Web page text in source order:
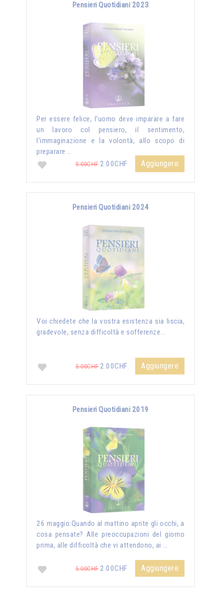
Pensieri Quotidiani 2023
Per essere felice, l’uomo deve imparare a fare
un lavoro col pensiero, il sentimento,
l’immaginazione e la volontà, allo scopo di
preparare …
5.00CHF2.00CHF Aggiungere
Pensieri Quotidiani 2024
Voi chiedete che la vostra esistenza sia liscia,
gradevole, senza difficoltà e sofferenze...
5.00CHF2.00CHF Aggiungere
Pensieri Quotidiani 2019
26 maggio:Quando al mattino aprite gli occhi, a
cosa pensate? Alle preoccupazioni del giorno
prima, alle difficoltà che vi attendono, ai …
5.00CHF2.00CHF Aggiungere